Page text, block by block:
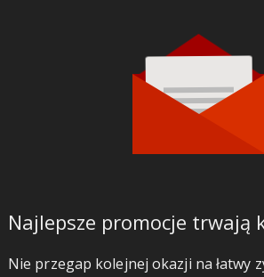
Najlepsze promocje trwają
Nie przegap kolejnej okazji na łatwy